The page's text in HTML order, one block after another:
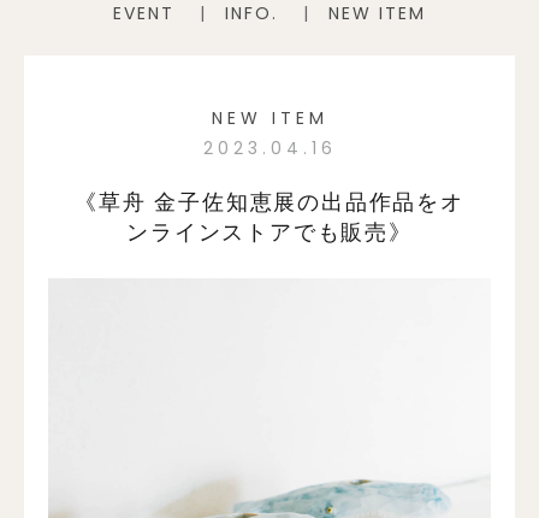
EVENT INFO. NEW ITEM
NEW ITEM
2023.04.16
《草舟 金子佐知恵展の出品作品をオ
ンラインストアでも販売》